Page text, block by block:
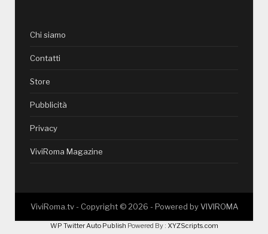
Chi siamo
Contatti
Store
Pubblicità
Privacy
ViviRoma Magazine
ViviRoma.tv - Copyright © 2026 - Powered byVIVIROMA
WP Twitter Auto Publish Powered By : XYZScripts.com